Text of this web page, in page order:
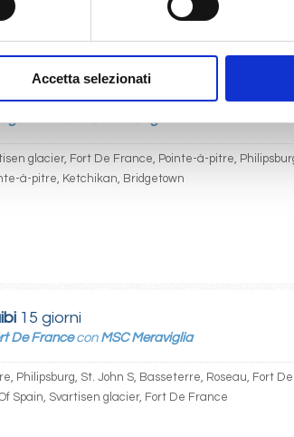
Accetta selezionati
15 giorni
conMSC Meraviglia
glacier, Fort De France, Pointe-à-pitre,
à-pitre, Ketchikan, Bridgetown
15 giorni
De Francecon MSC Meraviglia
Philipsburg, St. John S, Basseterre, Roseau, Fort
Spain, Svartisen glacier, Fort De France